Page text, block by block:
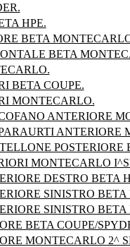
HPE.
BETA
BETA
BETA COUPE.
MONTECARLO.
ANTERIORE
ANTERIORE
POSTERIORE
MONTECARLO
DESTRO BETA
SINISTRO
SINISTRO BETA
BETA COUPE/
MONTECARLO 2^